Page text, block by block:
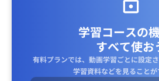
学習コースの
すべて使お
有料プランでは、動画学習ごとに設定
学習資料などを見ることが